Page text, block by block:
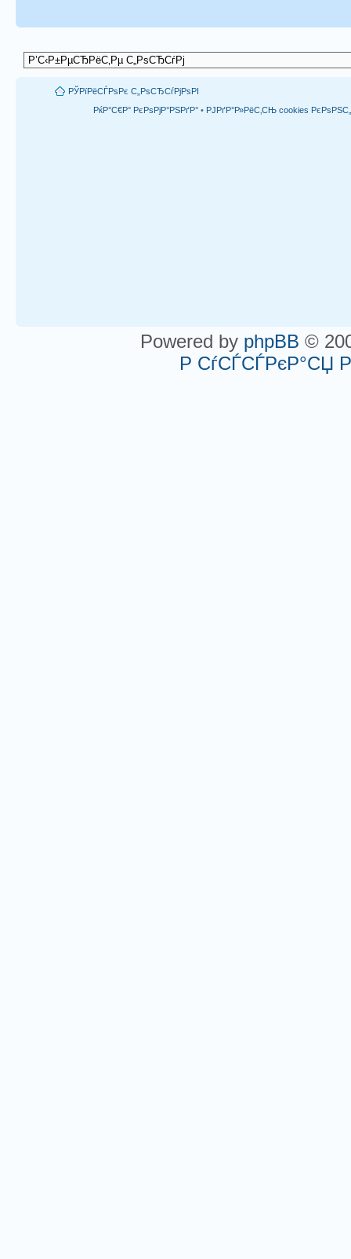
РЎРїРёСЃРѕРє С„РѕСЂСѓРјРѕРІ
РќР°С€Р° РєРѕРјР°РЅРґР° • РЈРґР°Р»РёС‚СЊ cookies
Powered by phpBB ©
Р СѓСЃСЃРєР°СЏ